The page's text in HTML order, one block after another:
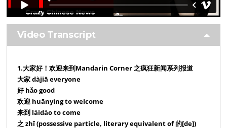
Video Transcript
1.大家好！欢迎来到Mandarin Corner 之疯狂新闻系列报道
大家 dàjiā everyone
好 hǎo good
欢迎 huānyíng to welcome
来到 láidào to come
之 zhī (possessive particle, literary equivalent of 的[de])